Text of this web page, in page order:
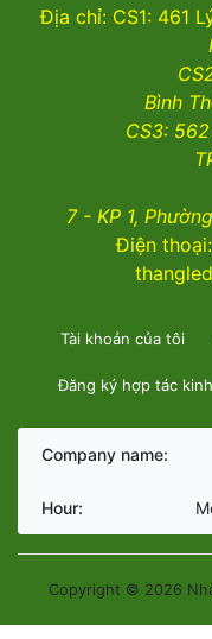
Địa chỉ: CS1: 461
Bình
CS3:
7 - KP 1,
Điện
Tài khoản của tôi
Đăng ký hợp tác
Company name:
Hour:
Copyright © 2026